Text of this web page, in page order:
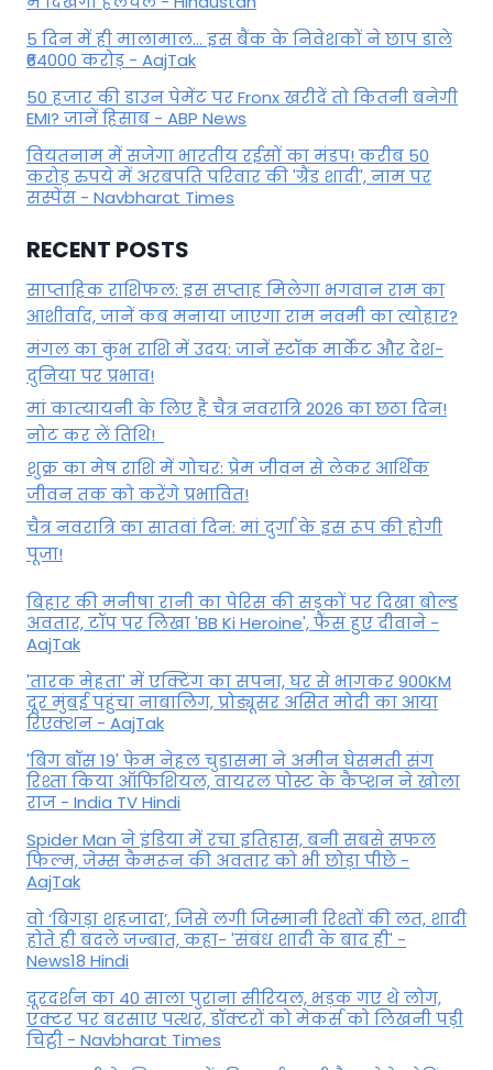
5 दिन में ही मालामाल... इस बैंक के निवेशकों ने छाप डाले
₹64000 करोड़ - AajTak
50 हजार की डाउन पेमेंट पर Fronx खरीदें तो कितनी बनेगी
EMI? जानें हिसाब - ABP News
वियतनाम में सजेगा भारतीय रईसों का मंडप! करीब 50
करोड़ रुपये में अरबपति परिवार की 'ग्रैंड शादी', नाम पर
सस्पेंस - Navbharat Times
RECENT POSTS
साप्ताहिक राशिफल: इस सप्ताह मिलेगा भगवान राम का
आशीर्वाद, जानें कब मनाया जाएगा राम नवमी का त्योहार?
मंगल का कुंभ राशि में उदय: जानें स्‍टॉक मार्केट और देश-
दुनिया पर प्रभाव!
मां कात्‍यायनी के लिए है चैत्र नवरात्रि 2026 का छठा दिन!
नोट कर लें तिथि!
शुक्र का मेष राशि में गोचर: प्रेम जीवन से लेकर आर्थिक
जीवन तक को करेंगे प्रभावित!
चैत्र नवरात्रि का सातवां दिन: मां दुर्गा के इस रूप की होगी
पूजा!
बिहार की मनीषा रानी का पेरिस की सड़कों पर दिखा बोल्ड
अवतार, टॉप पर लिखा 'BB Ki Heroine', फैंस हुए दीवाने -
AajTak
'तारक मेहता' में एक्टिंग का सपना, घर से भागकर 900KM
दूर मुंबई पहुंचा नाबालिग, प्रोड्यूसर असित मोदी का आया
रिएक्शन - AajTak
'बिग बॉस 19' फेम नेहल चुडासमा ने अमीन घेसमती संग
रिश्ता किया ऑफिशियल, वायरल पोस्ट के कैप्शन ने खोला
राज - India TV Hindi
Spider Man ने इंडिया में रचा इतिहास, बनी सबसे सफल
फिल्म, जेम्स कैमरून की अवतार को भी छोड़ा पीछे -
AajTak
वो ‘बिगड़ा शहजादा’, जिसे लगी जिस्मानी रिश्तों की लत, शादी
होते ही बदले जज्बात, कहा- 'संबंध शादी के बाद ही' -
News18 Hindi
दूरदर्शन का 40 साला पुराना सीरियल, भड़क गए थे लोग,
एक्टर पर बरसाए पत्थर, डॉक्टरों को मेकर्स को लिखनी पड़ी
चिट्ठी - Navbharat Times